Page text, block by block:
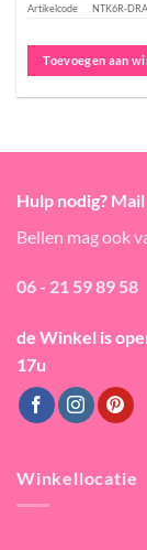
Artikelcode
NTK6R-
Toevoegen aan
Hulp nodig?
Bellen mag ook
06 - 21 59 89 58
de Winkel is
17u
Winkellocatie